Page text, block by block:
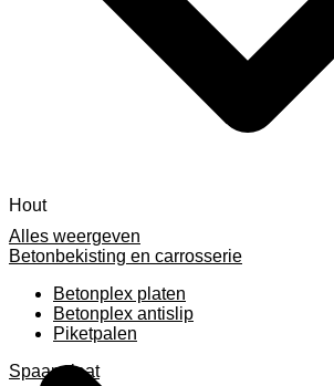
Alles weergeven
Betonbekisting en carrosserie
Betonplex platen
Betonplex antislip
Piketpalen
Spaanplaat
Hout